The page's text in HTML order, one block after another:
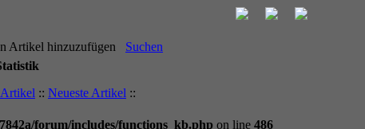
Artikel hinzuzufügen
Suchen
:: Neueste Artikel ::
forum/includes/functions_kb.phpon line 486